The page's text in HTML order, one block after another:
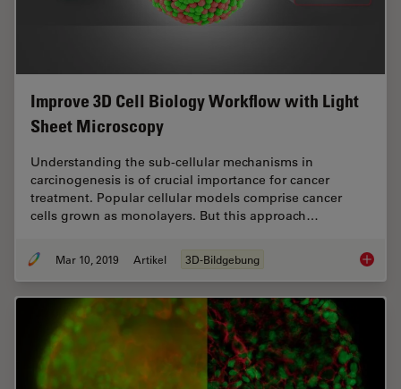
Improve 3D Cell Biology Workflow with Light
Sheet Microscopy
Understanding the sub-cellular mechanisms in
carcinogenesis is of crucial importance for cancer
treatment. Popular cellular models comprise cancer
cells grown as monolayers. But this approach…
Mar 10, 2019 Artikel 3D-Bildgebung